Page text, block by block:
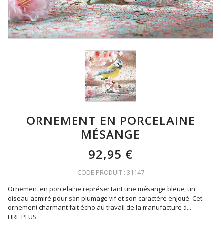
ORNEMENT EN PORCELAINE
MÉSANGE
92,95 €
CODE PRODUIT : 31147
Ornement en porcelaine représentant une mésange bleue, un
oiseau admiré pour son plumage vif et son caractère enjoué. Cet
ornement charmant fait écho au travail de la manufacture d...
LIRE PLUS